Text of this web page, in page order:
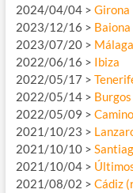
2024/04/04 > Girona
2023/12/16 > Baiona
2023/07/20 > Málaga
2022/06/16 > Ibiza
2022/05/17 >
2022/05/14 > Burgos
2022/05/09 >
2021/10/23 >
2021/10/10 >
2021/10/04 >
2021/08/02 > Cádiz